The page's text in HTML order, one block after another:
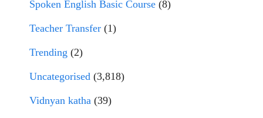
Spoken English Basic Course (8)
Teacher Transfer (1)
Trending (2)
Uncategorised (3,818)
Vidnyan katha (39)